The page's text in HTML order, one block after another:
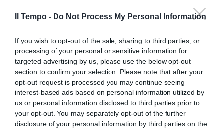
Il Tempo - Do Not Process My Personal Information
If you wish to opt-out of the sale, sharing to third parties, or
processing of your personal or sensitive information for
targeted advertising by us, please use the below opt-out
section to confirm your selection. Please note that after your
opt-out request is processed you may continue seeing
interest-based ads based on personal information utilized by
us or personal information disclosed to third parties prior to
your opt-out. You may separately opt-out of the further
disclosure of your personal information by third parties on the
31/10/2009
Alberto Aquilani è pronto al
rientro.
11/10/2009